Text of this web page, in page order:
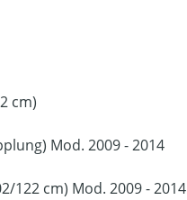
cm)
Mod. 2009 - 2014
122 cm) Mod. 2009 - 2014